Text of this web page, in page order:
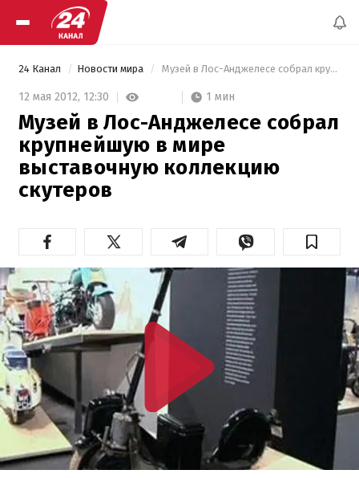
24 Канал Новости мира Музей в Лос-Анджелесе собрал крупнейшую в мире выставочную коллекцию скутеров
12 мая 2012, 12:30 1 мин
Музей в Лос-Анджелесе собрал
крупнейшую в мире
выставочную коллекцию
скутеров